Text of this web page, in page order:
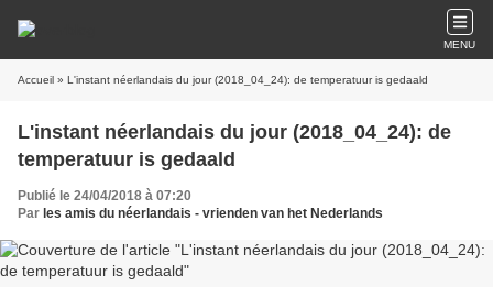
MENU
Accueil » L'instant néerlandais du jour (2018_04_24): de temperatuur is gedaald
L'instant néerlandais du jour (2018_04_24): de
temperatuur is gedaald
Publié le 24/04/2018 à 07:20
Par les amis du néerlandais - vrienden van het Nederlands